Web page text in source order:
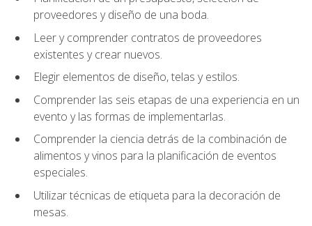
proveedores y diseño de una boda.
Leer y comprender contratos de proveedores
existentes y crear nuevos.
Elegir elementos de diseño, telas y estilos.
Comprender las seis etapas de una experiencia en un
evento y las formas de implementarlas.
Comprender la ciencia detrás de la combinación de
alimentos y vinos para la planificación de eventos
especiales.
Utilizar técnicas de etiqueta para la decoración de
mesas.